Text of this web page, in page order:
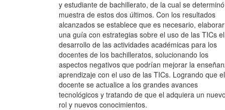
y estudiante de bachillerato, de la cual se
muestra de estos dos últimos. Con los resultados
alcanzados se establece que es necesario, elaborar
una guía con estrategias sobre el uso de las TICs el
desarrollo de las actividades académicas para los
docentes de los bachilleratos, solucionando los
aspectos negativos que podrían mejorar la
aprendizaje con el uso de las TICs. Logrando que el
docente se actualice a los grandes avances
tecnológicos y tratando de que el adquiera un
rol y nuevos conocimientos.